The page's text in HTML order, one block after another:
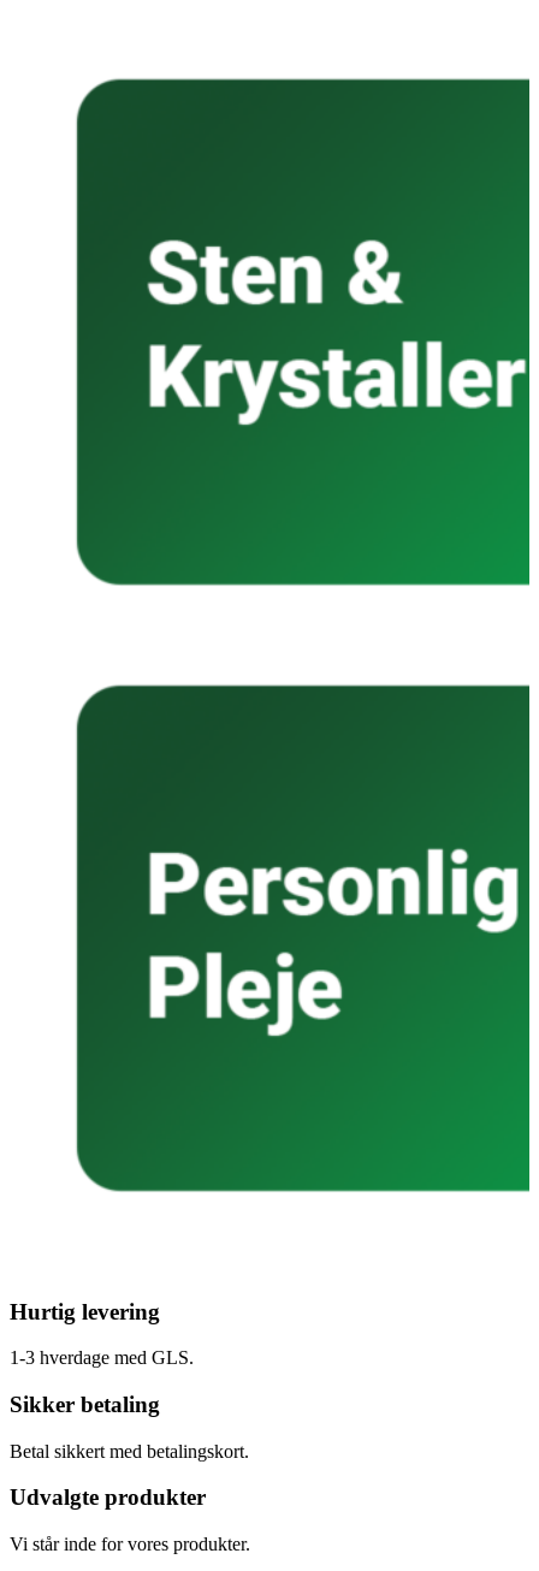
Hurtig levering
1-3 hverdage med GLS.
Sikker betaling
Betal sikkert med betalingskort.
Udvalgte produkter
Vi står inde for vores produkter.